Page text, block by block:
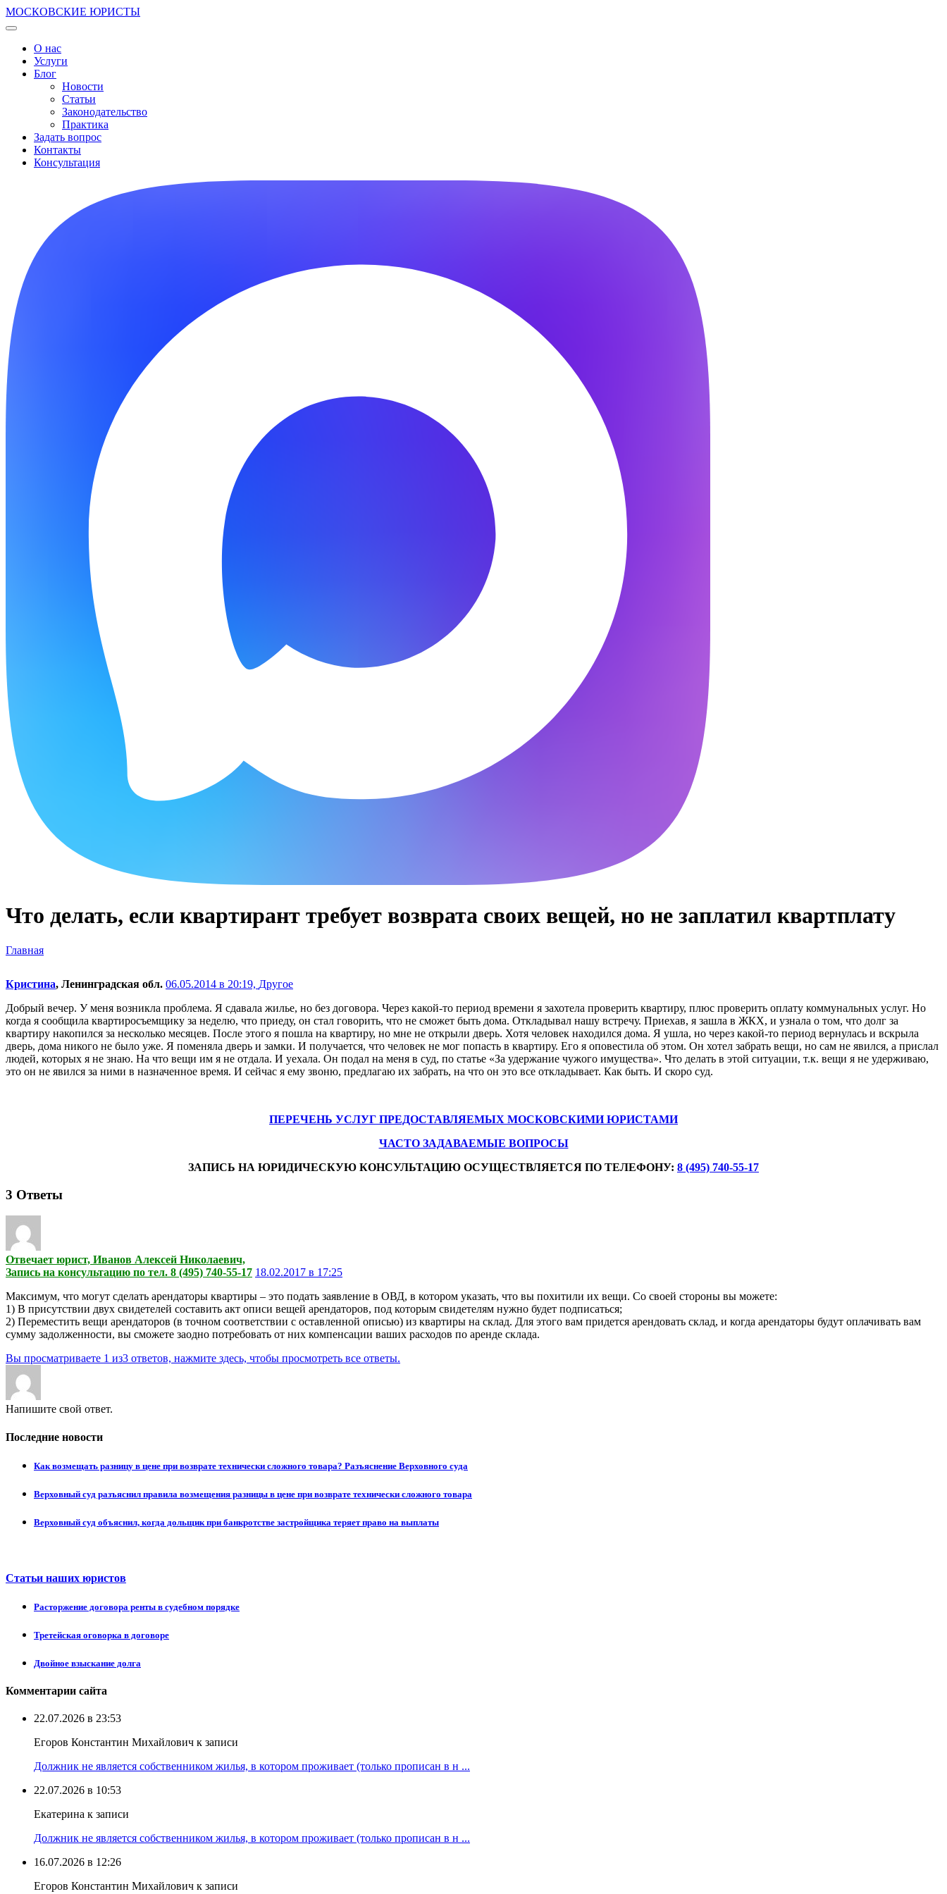
МОСКОВСКИЕ ЮРИСТЫ
О нас
Услуги
Блог
Новости
Статьи
Законодательство
Практика
Задать вопрос
Контакты
Консультация
Что делать, если квартирант требует возврата своих вещей, но не заплатил квартплату
Главная
Кристина, Ленинградская обл. 06.05.2014 в 20:19, Другое
Добрый вечер. У меня возникла проблема. Я сдавала жилье, но без договора. Через какой-то период времени я захотела проверить квартиру, плюс проверить оплату коммунальных услуг. Но
когда я сообщила квартиросъемщику за неделю, что приеду, он стал говорить, что не сможет быть дома. Откладывал нашу встречу. Приехав, я зашла в ЖКХ, и узнала о том, что долг за
квартиру накопился за несколько месяцев. После этого я пошла на квартиру, но мне не открыли дверь. Хотя человек находился дома. Я ушла, но через какой-то период вернулась и вскрыла
дверь, дома никого не было уже. Я поменяла дверь и замки. И получается, что человек не мог попасть в квартиру. Его я оповестила об этом. Он хотел забрать вещи, но сам не явился, а прислал
людей, которых я не знаю. На что вещи им я не отдала. И уехала. Он подал на меня в суд, по статье «За удержание чужого имущества». Что делать в этой ситуации, т.к. вещи я не удерживаю,
это он не явился за ними в назначенное время. И сейчас я ему звоню, предлагаю их забрать, на что он это все откладывает. Как быть. И скоро суд.
ПЕРЕЧЕНЬ УСЛУГ ПРЕДОСТАВЛЯЕМЫХ МОСКОВСКИМИ ЮРИСТАМИ
ЧАСТО ЗАДАВАЕМЫЕ ВОПРОСЫ
ЗАПИСЬ НА ЮРИДИЧЕСКУЮ КОНСУЛЬТАЦИЮ ОСУЩЕСТВЛЯЕТСЯ ПО ТЕЛЕФОНУ: 8 (495) 740-55-17
3 Ответы
Отвечает юрист, Иванов Алексей Николаевич,
Запись на консультацию по тел. 8 (495) 740-55-17 18.02.2017 в 17:25
Максимум, что могут сделать арендаторы квартиры – это подать заявление в ОВД, в котором указать, что вы похитили их вещи. Со своей стороны вы можете:
1) В присутствии двух свидетелей составить акт описи вещей арендаторов, под которым свидетелям нужно будет подписаться;
2) Переместить вещи арендаторов (в точном соответствии с оставленной описью) из квартиры на склад. Для этого вам придется арендовать склад, и когда арендаторы будут оплачивать вам
сумму задолженности, вы сможете заодно потребовать от них компенсации ваших расходов по аренде склада.
Вы просматриваете 1 из3 ответов, нажмите здесь, чтобы просмотреть все ответы.
Напишите свой ответ.
Последние новости
Как возмещать разницу в цене при возврате технически сложного товара? Разъяснение Верховного суда
Верховный суд разъяснил правила возмещения разницы в цене при возврате технически сложного товара
Верховный суд объяснил, когда дольщик при банкротстве застройщика теряет право на выплаты
Статьи наших юристов
Расторжение договора ренты в судебном порядке
Третейская оговорка в договоре
Двойное взыскание долга
Комментарии сайта
22.07.2026 в 23:53
Егоров Константин Михайлович к записи
Должник не является собственником жилья, в котором проживает (только прописан в н ...
22.07.2026 в 10:53
Екатерина к записи
Должник не является собственником жилья, в котором проживает (только прописан в н ...
16.07.2026 в 12:26
Егоров Константин Михайлович к записи